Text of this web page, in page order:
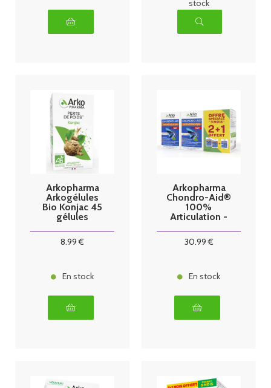
stock
Arkopharma
Arkogélules
Bio Konjac 45
gélules
8.99 €
En stock
Arkopharma
Chondro-Aid®
100%
Articulation -
30.99€
En stock